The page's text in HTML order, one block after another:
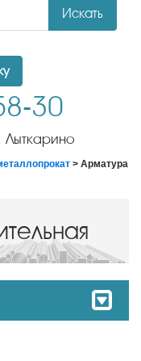
Искать
30
Лыткарино
> Арматура